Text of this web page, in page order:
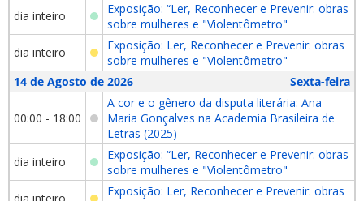
dia inteiro
Exposição: “Ler, Reconhecer e Prevenir: obras
sobre mulheres e "Violentômetro"
dia inteiro
Exposição: Ler, Reconhecer e Prevenir: obras
sobre mulheres e "Violentômetro"
14 de Agosto de 2026
Sexta-feira
00:00 - 18:00
A cor e o gênero da disputa literária: Ana
Maria Gonçalves na Academia Brasileira de
Letras (2025)
dia inteiro
Exposição: “Ler, Reconhecer e Prevenir: obras
sobre mulheres e "Violentômetro"
Exposição: Ler, Reconhecer e Prevenir: obras